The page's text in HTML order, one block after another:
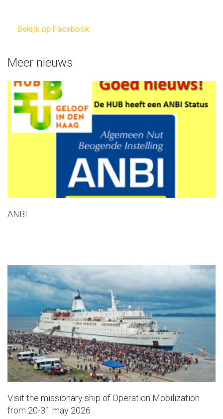
Bekijk op Facebook
Meer nieuws
ANBI
Visit the missionary ship of Operation Mobilization
from 20-31 may 2026